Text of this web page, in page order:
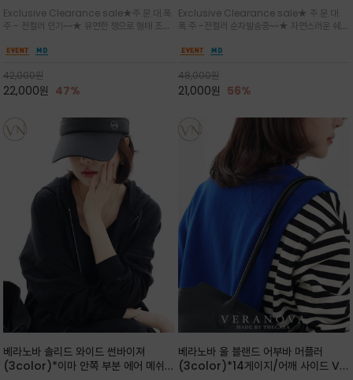
미닌한 무드를 연출/벨크로 타입이라 휴
대도 간편
Exclusive Clearance sale★주.문.대.폭.
주 - 전컬러 인기~~★ 유연한 챙으로 형태 조절
말아 휴대하기 좋고, 챙의 모양을 살짝 바꿀 수 있
용성을 모두 갖춘 아이템
42,000원
22,000원 47%
쾌적하게 착용/ 뒷트임 있어서 헤어스타
일링에도 편하게 쓰실수 있습니다
Exclusive Clearance sale★ 주.문.대.
폭.주 -전컬러 순차발송중~~★ 자연스러운 쉐입
련된 포인트/베이직한 컬러 구성으로 어떤 스타
용도 높은 아이템
48,000원
21,000원 56%
베라노바 솔리드 와이드 썬바이져
(3color)*이마 안쪽 부분 에어 메쉬
베라노바 울 블랜드 어부바 머플러
(3color)*14게이지/어깨 사이드 VN